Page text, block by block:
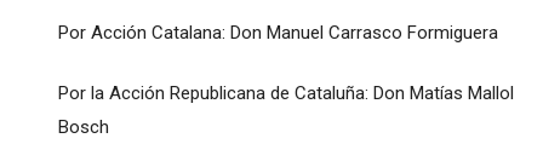
Por Acción Catalana: Don Manuel Carrasco Formiguera
Por la Acción Republicana de Cataluña: Don Matías Mallol
Bosch